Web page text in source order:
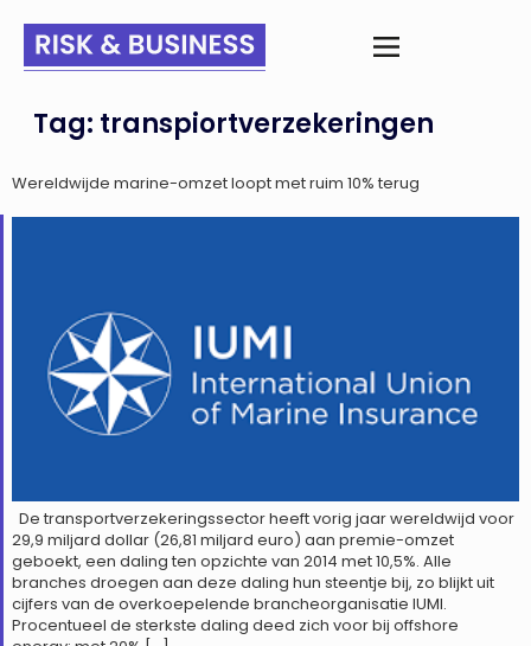
Tag: transpiortverzekeringen
Wereldwijde marine-omzet loopt met ruim 10% terug
De transportverzekeringssector heeft vorig jaar wereldwijd voor
29,9 miljard dollar (26,81 miljard euro) aan premie-omzet
geboekt, een daling ten opzichte van 2014 met 10,5%. Alle
branches droegen aan deze daling hun steentje bij, zo blijkt uit
cijfers van de overkoepelende brancheorganisatie IUMI.
Procentueel de sterkste daling deed zich voor bij offshore